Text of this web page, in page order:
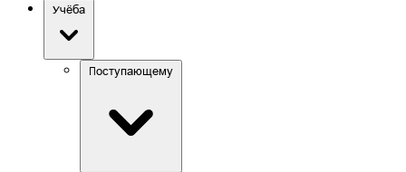
Учёба
Поступающему